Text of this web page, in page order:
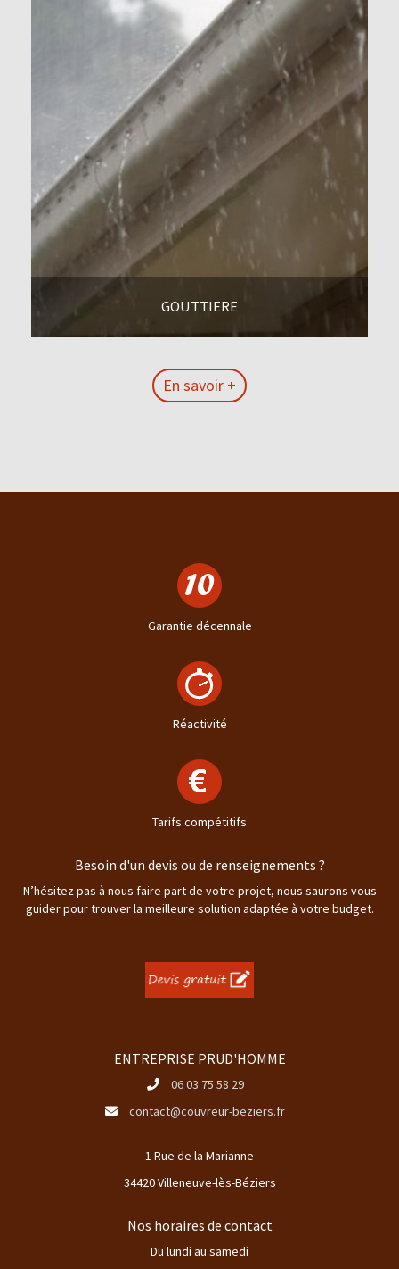
GOUTTIERE
En savoir +
Garantie décennale
Réactivité
Tarifs compétitifs
Besoin d'un devis ou de renseignements ?
N’hésitez pas à nous faire part de votre projet, nous saurons vous
guider pour trouver la meilleure solution adaptée à votre budget.
ENTREPRISE PRUD'HOMME
06 03 75 58 29
contact@couvreur-beziers.fr
1 Rue de la Marianne
34420 Villeneuve-lès-Béziers
Nos horaires de contact
Du lundi au samedi